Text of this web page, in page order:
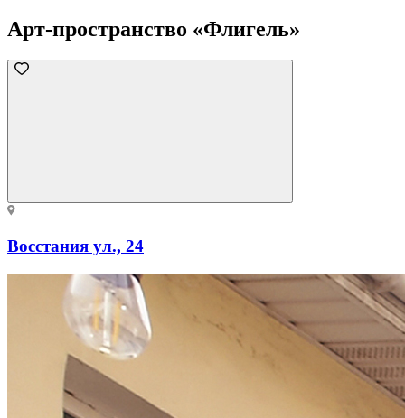
Арт-пространство «Флигель»
Восстания ул., 24